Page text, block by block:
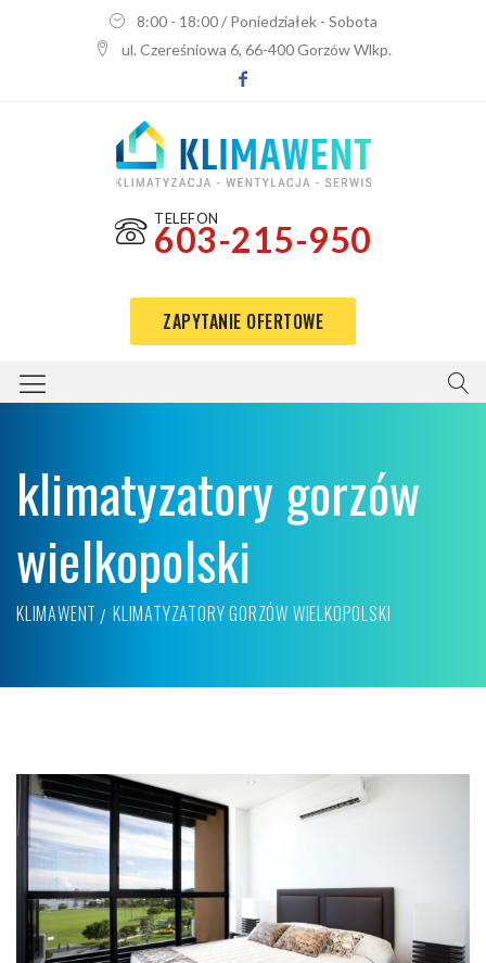
8:00 - 18:00 / Poniedziałek - Sobota
ul. Czereśniowa 6, 66-400 Gorzów Wlkp.
TELEFON
603-215-950
ZAPYTANIE OFERTOWE
klimatyzatory gorzów
wielkopolski
KLIMAWENT KLIMATYZATORY GORZÓW WIELKOPOLSKI